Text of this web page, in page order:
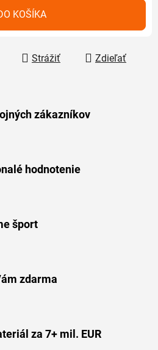
KOŠÍKA
Strážiť Zdieľať
zákazníkov
hodnotenie
šport
zdarma
za 7+ mil. EUR